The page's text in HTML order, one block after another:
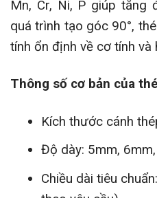
Mn, Cr, Ni, P giúp tăng
quá trình tạo góc 90°,
tính ổn định về cơ tính và
Thông số cơ bản của
Kích thước cánh
Độ dày: 5mm,
Chiều dài tiêu